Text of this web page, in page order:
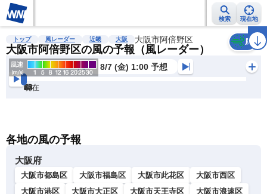
検索 現在地
雨雲レーダー 台風情報 地震情報 警報・注意報 2週間天気 ラ
トップ 風レーダー 近畿 大阪 大阪市阿倍野区
大阪市阿倍野区の風の予報（風レーダー）
風
8/7 (金) 1:00 予想
現在
6h
12
24
36
48
60
72
各地の風の予報
大阪府
大阪市都島区 大阪市福島区 大阪市此花区
大阪市西区
大阪市港区
大阪市大正区 大阪市天王寺区
大阪市浪速区